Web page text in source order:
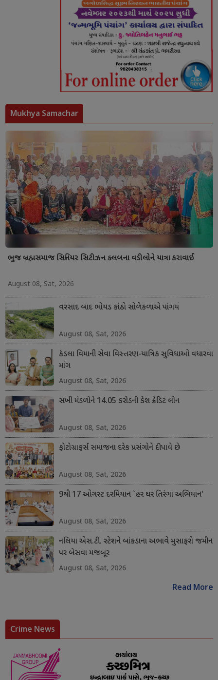
Mukhya Samachar
ભુજ બ્રહ્મસમાજ સિનિયર સિટીઝન ક્લબના વડીલોને યાત્રા કરાવાઈ
August 08, Sat, 2026
વરસાદ બાદ ભોયડ કાંઠો સોળેકળાએ પાંગર્યો
August 08, Sat, 2026
કંડલા વિમાની સેવા વિસ્તરણ-યાત્રિક સુવિધાઓ વધારવા
માંગ
August 08, Sat, 2026
સખી મંડળોને 14.05 કરોડની કેશ ક્રેડિટ લોન
August 08, Sat, 2026
ફોટોગ્રાફર્સ સમાજના દરેક પ્રસંગોને દીપાવે છે
August 08, Sat, 2026
9થી 17 ઓગસ્ટ દરમિયાન `હર ઘર તિરંગા અભિયાન'
August 08, Sat, 2026
નલિયા એસ.ટી. સ્ટેશને બાંકડાના અભાવે મુસાફરો જમીન
પર બેસવા મજબૂર
August 08, Sat, 2026
Read More
Crime News